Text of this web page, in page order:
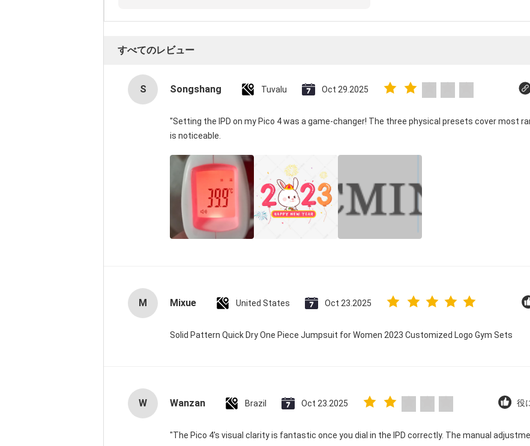
すべてのレビュー
S Songshang Tuvalu Oct 29.2025
"Setting the IPD on my Pico 4 was a game-changer! The three physical presets cover most
is noticeable.
M Mixue United States Oct 23.2025
Solid Pattern Quick Dry One Piece Jumpsuit for Women 2023 Customized Logo Gym Sets
W Wanzan Brazil Oct 23.2025 役
"The Pico 4's visual clarity is fantastic once you dial in the IPD correctly. The manual